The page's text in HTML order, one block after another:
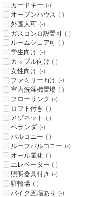
カードキー (-)
オープンハウス (-)
外国人可 (-)
ガスコンロ設置可 (-)
ルームシェア可 (-)
学生向け (-)
カップル向け (-)
女性向け (-)
ファミリー向け (-)
室内洗濯機置場 (-)
フローリング (-)
ロフト付き (-)
メゾネット (-)
ベランダ (-)
バルコニー (-)
ルーフバルコニー (-)
オール電化 (-)
エレベーター (-)
照明器具付き (-)
駐輪場 (-)
バイク置場あり (-)